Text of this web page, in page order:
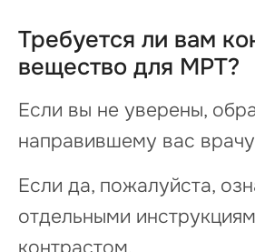
Требуется ли вам
вещество для МРТ?
Если вы не уверены,
направившему вас
Если да, пожалуйста,
отдельными